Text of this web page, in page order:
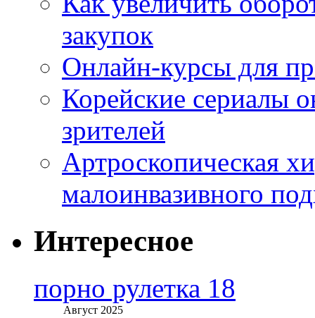
закупок
Онлайн-курсы для
Корейские сериалы
зрителей
Артроскопическая
малоинвазивного
Интересное
порно рулетка 18
Август 2025